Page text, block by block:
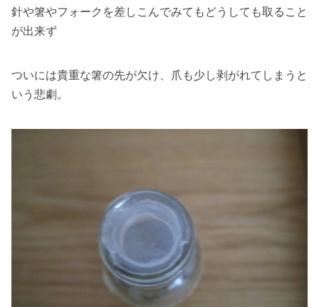
針や箸やフォークを差しこんでみてもどうしても取ること
が出来ず
ついには貴重な箸の先が欠け、爪も少し剥がれてしまうと
いう悲劇。